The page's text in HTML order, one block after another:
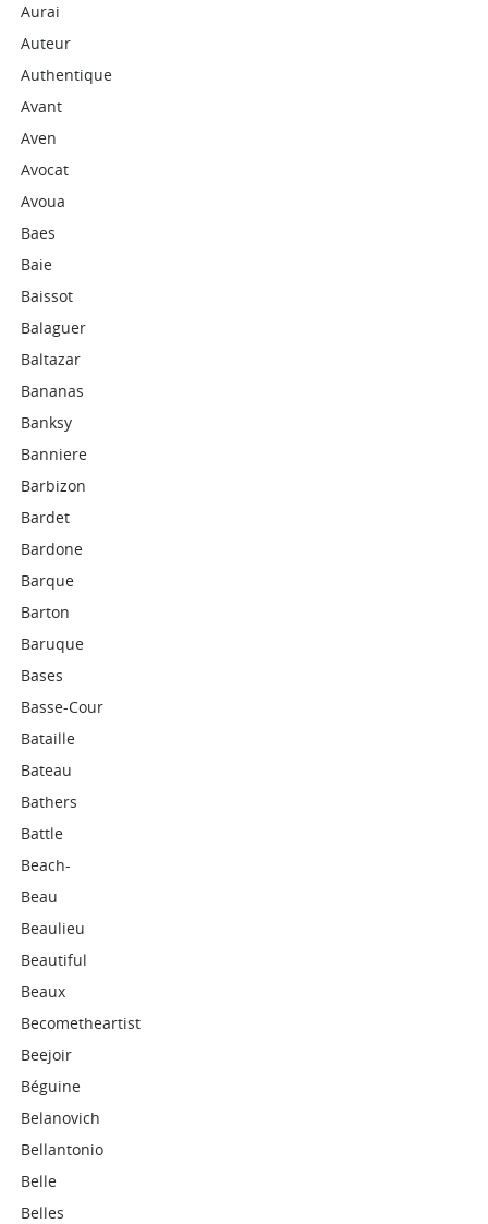
Aurai
Auteur
Authentique
Avant
Aven
Avocat
Avoua
Baes
Baie
Baissot
Balaguer
Baltazar
Bananas
Banksy
Banniere
Barbizon
Bardet
Bardone
Barque
Barton
Baruque
Bases
Basse-Cour
Bataille
Bateau
Bathers
Battle
Beach-
Beau
Beaulieu
Beautiful
Beaux
Becometheartist
Beejoir
Béguine
Belanovich
Bellantonio
Belle
Belles